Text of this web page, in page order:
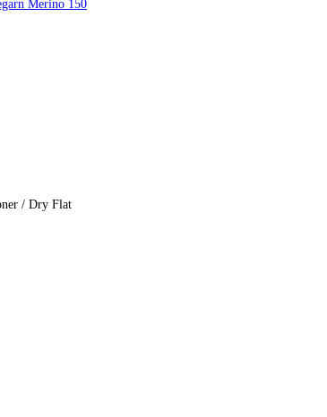
Merino 150
/ Dry Flat